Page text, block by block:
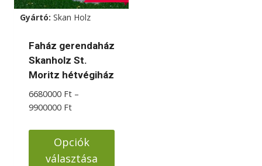
Gyártó: Skan Holz
Faház gerendaház
Skanholz St.
Moritz hétvégiház
6680000 Ft –
9900000 FtÁrtartomány:
-
9900000 Ft
Opciók
választása